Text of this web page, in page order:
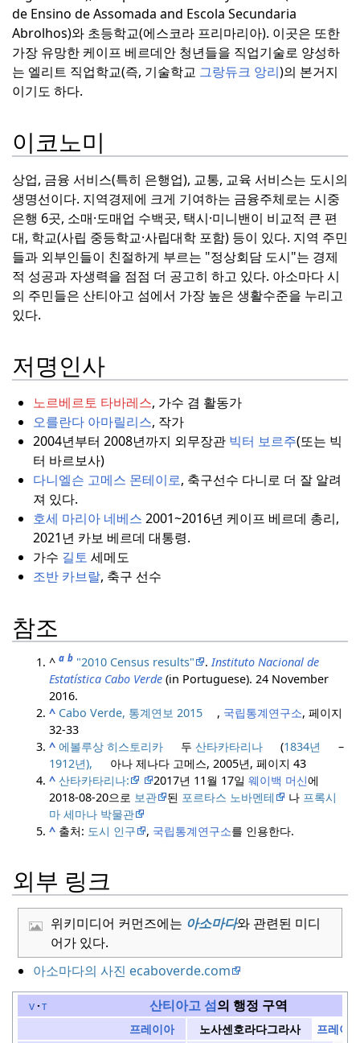
de Ensino de Assomada and Escola Secundaria
Abrolhos)와 초등학교(에스코라 프리마리아). 이곳은 또한
가장 유망한 케이프 베르데안 청년들을 직업기술로 양성하
는 엘리트 직업학교(즉, 기술학교 그랑듀크 앙리)의 본거지
이기도 하다.
이코노미
상업, 금융 서비스(특히 은행업), 교통, 교육 서비스는 도시의
생명선이다. 지역경제에 크게 기여하는 금융주체로는 시중
은행 6곳, 소매·도매업 수백곳, 택시·미니밴이 비교적 큰 편
대, 학교(사립 중등학교·사립대학 포함) 등이 있다. 지역 주민
들과 외부인들이 친절하게 부르는 "정상회담 도시"는 경제
적 성공과 자생력을 점점 더 공고히 하고 있다. 아소마다 시
의 주민들은 산티아고 섬에서 가장 높은 생활수준을 누리고
있다.
저명인사
노르베르토 타바레스, 가수 겸 활동가
오를란다 아마릴리스, 작가
2004년부터 2008년까지 외무장관 빅터 보르주(또는 빅
터 바르보사)
다니엘슨 고메스 몬테이로, 축구선수 다니로 더 잘 알려
져 있다.
호세 마리아 네베스 2001~2016년 케이프 베르데 총리,
2021년 카보 베르데 대통령.
가수 길토 세메도
조반 카브랄, 축구 선수
참조
^a b "2010 Census results" .Instituto Nacional de
Estatística Cabo Verde (in Portuguese). 24 November
2016.
^ Cabo Verde, 통계연보 2015 , 국립통계연구소, 페이지
32-33
^ 에볼루상 히스토리카 두 산타카타리나 (1834년
–
1912년),
아나 제나다 고메스, 2005년, 페이지 43
^ 산타카타리나: 2017년 11월 17일웨이백 머신에
2018-08-20으로 보관 된 포르타스 노바멘테 나 프록시
마 세마나 박물관
^ 출처: 도시 인구 , 국립통계연구소를 인용한다.
외부 링크
위키미디어 커먼즈에는 아소마다와 관련된 미디
어가 있다.
아소마다의 사진 ecaboverde.com
v t 산티아고 섬의 행정 구역
프레이아 노사센호라다그라사 프레이